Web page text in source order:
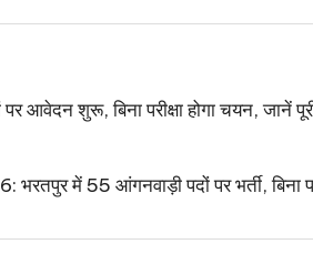
आवेदन शुरू, बिना परीक्षा होगा चयन, जानें
में 55 आंगनवाड़ी पदों पर भर्ती, बिना